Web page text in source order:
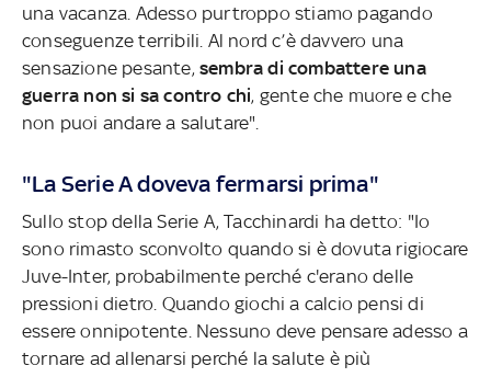
una vacanza. Adesso purtroppo stiamo pagando
conseguenze terribili. Al nord c’è davvero una
sensazione pesante, sembra di combattere una
guerra non si sa contro chi, gente che muore e che
non puoi andare a salutare".
"La Serie A doveva fermarsi prima"
Sullo stop della Serie A, Tacchinardi ha detto: "Io
sono rimasto sconvolto quando si è dovuta rigiocare
Juve-Inter, probabilmente perché c'erano delle
pressioni dietro. Quando giochi a calcio pensi di
essere onnipotente. Nessuno deve pensare adesso a
tornare ad allenarsi perché la salute è più